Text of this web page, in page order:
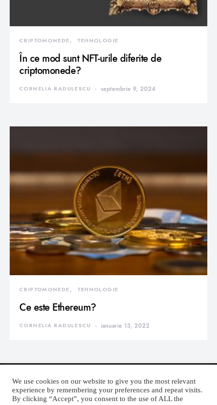
CRIPTOMONEDE TEHNOLOGIE
În ce mod sunt NFT-urile diferite de
criptomonede?
CORNELIA RADULESCU septembrie 9, 2024
CRIPTOMONEDE TEHNOLOGIE
Ce este Ethereum?
CORNELIA RADULESCU ianuarie 13, 2022
We use cookies on our website to give you the most relevant
experience by remembering your preferences and repeat visits.
By clicking “Accept”, you consent to the use of ALL the